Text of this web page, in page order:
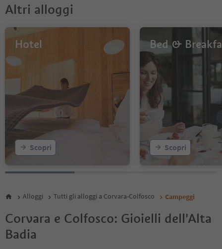
Altri alloggi
Hotel
Scopri
Bed &
Scopri
Alloggi Tutti gli alloggi a Corvara-Colfosco Campeggi
Corvara e Colfosco: Gioielli dell'Alta
Badia